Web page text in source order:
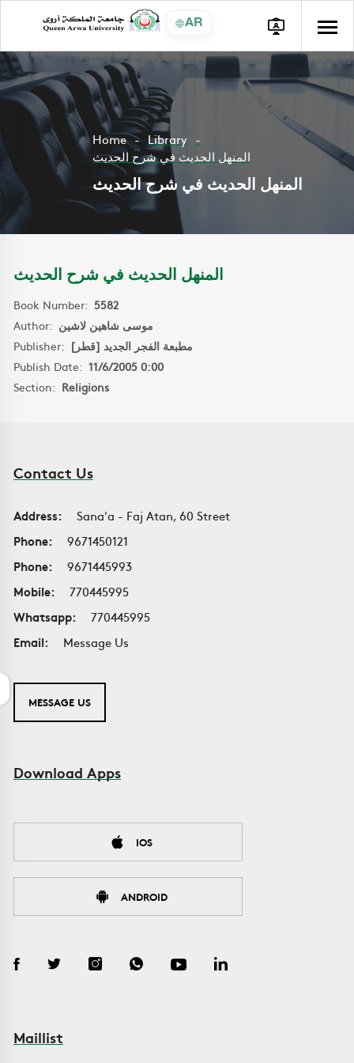
AR
Home
Library
المنهل الحديث في شرح الحديث
المنهل الحديث في شرح الحديث
المنهل الحديث في شرح الحديث
Book Number: 5582
Author: موسى شاهين لاشين
Publisher: مطبعة الفجر الجديد [قطر]
Publish Date: 11/6/2005 0:00
Section: Religions
Contact Us
Address:
Sana'a - Faj Atan, 60 Street
Phone:
9671450121
Phone:
9671445993
Mobile:
770445995
Whatsapp:
770445995
Email:
Message Us
MESSAGE US
Download Apps
IOS
ANDROID
Maillist